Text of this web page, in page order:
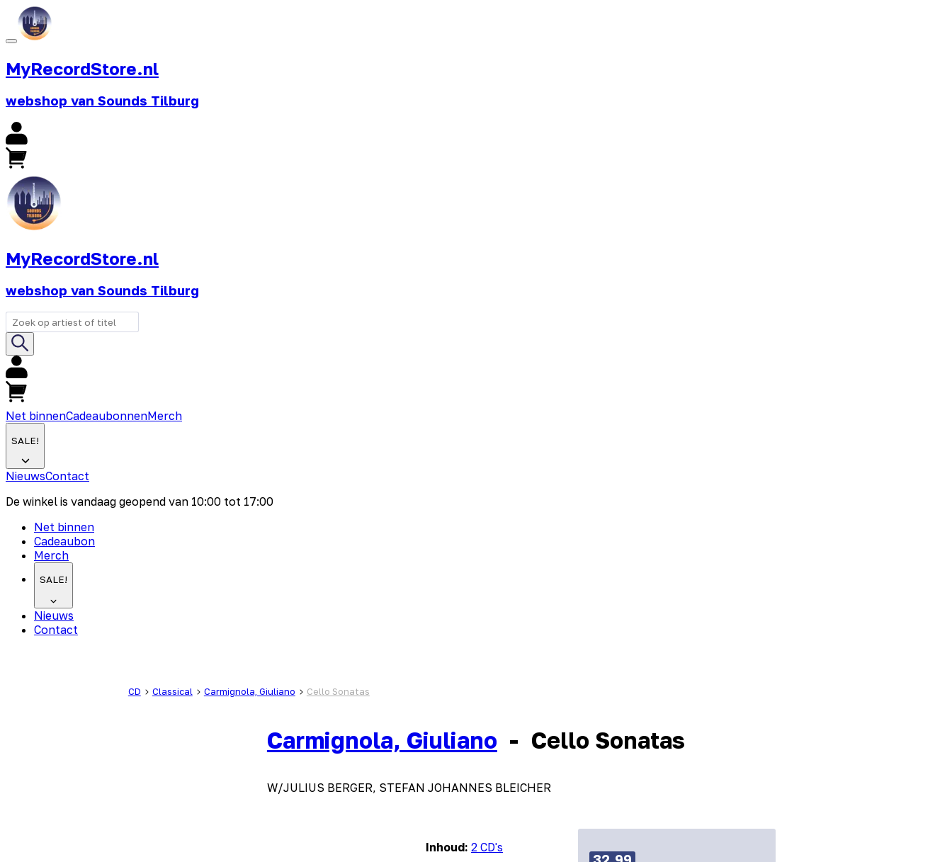
MyRecordStore.nl
webshop van Sounds Tilburg
MyRecordStore.nl
webshop van Sounds Tilburg
Net binnenCadeaubonnenMerch
SALE!
NieuwsContact
De winkel is vandaag geopend van 10:00 tot 17:00
Net binnen
Cadeaubon
Merch
SALE!
Nieuws
Contact
CD Classical Carmignola, Giuliano Cello Sonatas
Carmignola, Giuliano - Cello Sonatas
W/JULIUS BERGER, STEFAN JOHANNES BLEICHER
Inhoud: 2 CD's